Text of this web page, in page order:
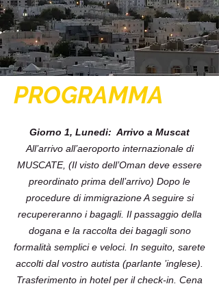
PROGRAMMA
Giorno 1, Lunedi: Arrivo a Muscat
All’arrivo all’aeroporto internazionale di
MUSCATE, (Il visto dell’Oman deve essere
preordinato prima dell’arrivo) Dopo le
procedure di immigrazione A seguire si
recupereranno i bagagli. Il passaggio della
dogana e la raccolta dei bagagli sono
formalità semplici e veloci. In seguito, sarete
accolti dal vostro autista (parlante ’inglese).
Trasferimento in hotel per il check-in. Cena